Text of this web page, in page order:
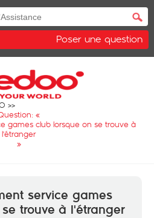
Poser une question
«
games club lorsque on se trouve à
l'étranger
»
service games
trouve à l'étranger